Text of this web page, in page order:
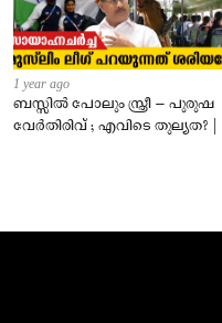
1 year ago
ബസ്സിൽ പോലും സ്ത്രീ – പുരുഷ
വേർതിരിവ് ; എവിടെ തുല്യത? |